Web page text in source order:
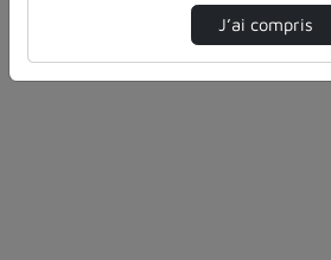
J’ai compris